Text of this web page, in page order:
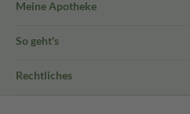
Meine Apotheke
So geht's
Rechtliches